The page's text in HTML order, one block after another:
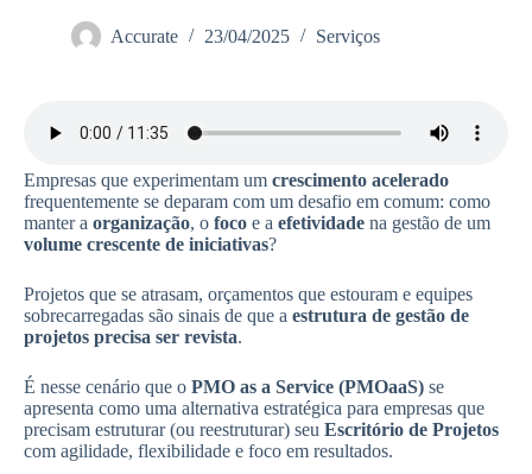
Accurate 23/04/2025 Serviços
Empresas que experimentam um crescimento acelerado
frequentemente se deparam com um desafio em comum: como
manter a organização, o foco e a efetividade na gestão de um
volume crescente de iniciativas?
Projetos que se atrasam, orçamentos que estouram e equipes
sobrecarregadas são sinais de que a estrutura de gestão de
projetos precisa ser revista.
É nesse cenário que o PMO as a Service (PMOaaS) se
apresenta como uma alternativa estratégica para empresas que
precisam estruturar (ou reestruturar) seu Escritório de Projetos
com agilidade, flexibilidade e foco em resultados.